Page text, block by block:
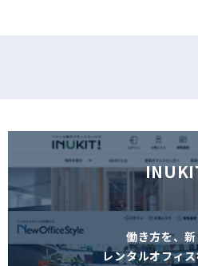
働き方を、
レンタルオフィ